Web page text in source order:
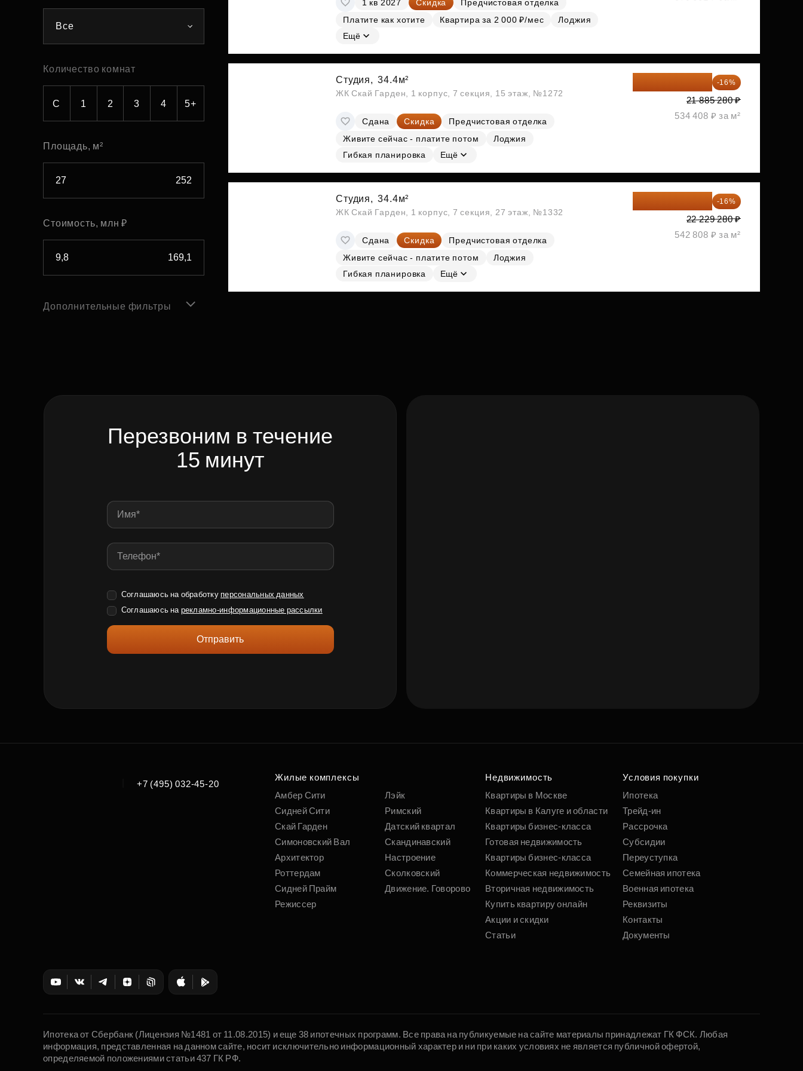
Субсидии
Все
Количество комнат
С 1 2 3 4 5+
Площадь, м²
Стоимость, млн ₽
Дополнительные фильтры
1 кв 2027 Скидка
Предчистовая отделка
Платите как хотите
Квартира за 2 000 ₽/мес
Лоджия
Ещё
Студия, 34.4м²
ЖК Скай Гарден, 1 корпус, 7 секция, 15 этаж, №1272
Сдана Скидка
Предчистовая отделка
Живите сейчас - платите потом
Лоджия
Гибкая планировка
Ещё
-16%
21 885 280 ₽
534 408 ₽ за м²
Студия, 34.4м²
ЖК Скай Гарден, 1 корпус, 7 секция, 27 этаж, №1332
Сдана Скидка
Предчистовая отделка
Живите сейчас - платите потом
Лоджия
Гибкая планировка
Ещё
-16%
22 229 280 ₽
542 808 ₽ за м²
Перезвоним в течение
15 минут
Соглашаюсь на обработку персональных данных
Соглашаюсь на рекламно-информационные рассылки
Отправить
+7 (495) 032-45-20
Жилые комплексы
Амбер Сити
Сидней Сити
Скай Гарден
Симоновский Вал
Архитектор
Роттердам
Сидней Прайм
Режиссер
Лэйк
Римский
Датский квартал
Скандинавский
Настроение
Сколковский
Движение. Говорово
Недвижимость
Квартиры в Москве
Квартиры в Калуге и области
Квартиры бизнес-класса
Готовая недвижимость
Квартиры бизнес-класса
Коммерческая недвижимость
Вторичная недвижимость
Купить квартиру онлайн
Акции и скидки
Статьи
Условия покупки
Ипотека
Трейд-ин
Рассрочка
Субсидии
Переуступка
Семейная ипотека
Военная ипотека
Реквизиты
Контакты
Документы
Ипотека от Сбербанк (Лицензия №1481 от 11.08.2015) и еще 38 ипотечных программ. Все права на публикуемые на сайте материалы принадлежат ГК ФСК. Любая
информация, представленная на данном сайте, носит исключительно информационный характер и ни при каких условиях не является публичной офертой,
определяемой положениями статьи 437 ГК РФ.